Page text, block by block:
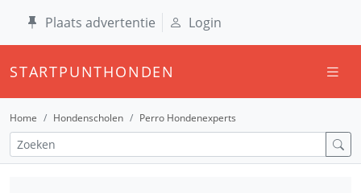
Plaats advertentie Login
STARTPUNTHONDEN
Home Hondenscholen Perro Hondenexperts